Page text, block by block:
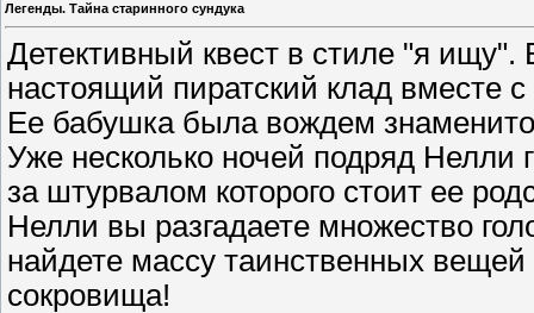
Легенды. Тайна старинного сундука
Детективный квест в стиле "я ищу".
настоящий пиратский клад вместе
Ее бабушка была вождем
Уже несколько ночей подряд Нелли
за штурвалом которого стоит ее
Нелли вы разгадаете множество
найдете массу таинственных
сокровища!